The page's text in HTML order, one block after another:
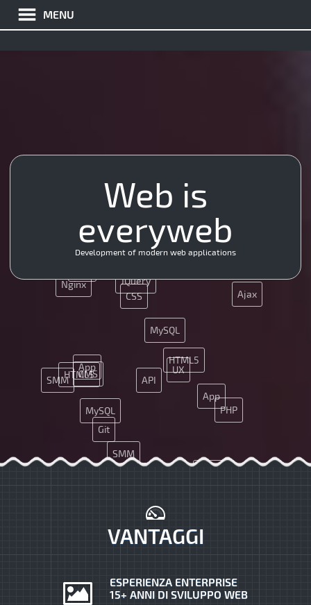
MENU
PHP
MySQL
HTML5
JS
Nginx
SMM
UX
API
CMS
CSS Ajax
Git
App
MySQL
HTML5
JS
JQuery
SMM
Java
UX
API
CMS
Ajax
Git
App
Web is
everyweb
Development of modern web applications
VANTAGGI
ESPERIENZA ENTERPRISE
15+ ANNI DI SVILUPPO WEB